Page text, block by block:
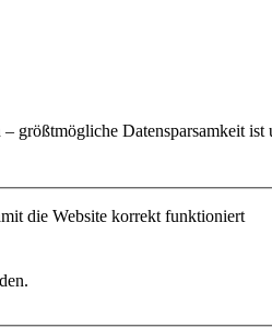
größtmögliche Datensparsamkeit
die Website korrekt funktioniert